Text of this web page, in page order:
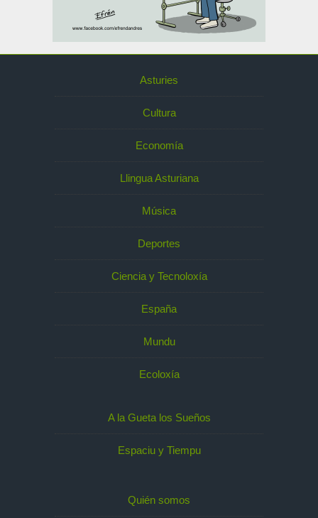
Asturies
Cultura
Economía
Llingua Asturiana
Música
Deportes
Ciencia y Tecnoloxía
España
Mundu
Ecoloxía
A la Gueta los Sueños
Espaciu y Tiempu
Quién somos